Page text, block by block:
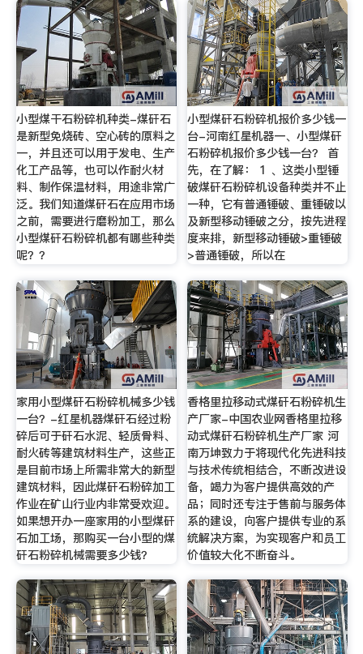
小型煤干石粉碎机种类-煤矸石
是新型免烧砖、空心砖的原料之
一，并且还可以用于发电、生产
化工产品等，也可以作耐火材
料、制作保温材料，用途非常广
泛。我们知道煤矸石在应用市场
之前，需要进行磨粉加工，那么
小型煤矸石粉碎机都有哪些种类
呢？？
小型煤矸石粉碎机报价多少钱一
台-河南红星机器一、小型煤矸
石粉碎机报价多少钱一台？ 首
先，在了解： 1 、这类小型锤
破煤矸石粉碎机设备种类并不止
一种，它有普通锤破、重锤破以
及新型移动锤破之分，按先进程
度来排，新型移动锤破>重锤破
>普通锤破，所以在
家用小型煤矸石粉碎机械多少钱
一台？-红星机器煤矸石经过粉
碎后可于矸石水泥、轻质骨料、
耐火砖等建筑材料生产，这些正
是目前市场上所需非常大的新型
建筑材料，因此煤矸石粉碎加工
作业在矿山行业内非常受欢迎。
如果想开办一座家用的小型煤矸
石加工场，那购买一台小型的煤
矸石粉碎机械需要多少钱？
香格里拉移动式煤矸石粉碎机生
产厂家-中国农业网香格里拉移
动式煤矸石粉碎机生产厂家 河
南万坤致力于将现代化先进科技
与技术传统相结合，不断改进设
备，竭力为客户提供高效的产
品；同时还专注于售前与服务体
系的建设，向客户提供专业的系
统解决方案，为实现客户和员工
价值较大化不断奋斗。